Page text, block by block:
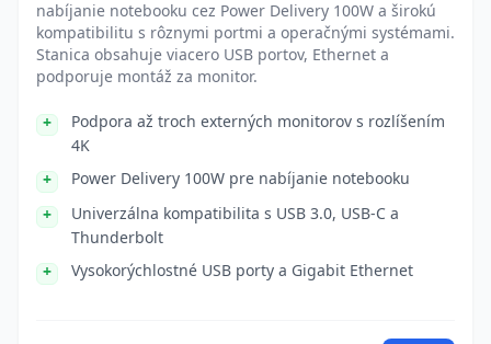
nabíjanie notebooku cez Power Delivery 100W a širokú
kompatibilitu s rôznymi portmi a operačnými systémami.
Stanica obsahuje viacero USB portov, Ethernet a
podporuje montáž za monitor.
Podpora až troch externých monitorov s rozlíšením
4K
Power Delivery 100W pre nabíjanie notebooku
Univerzálna kompatibilita s USB 3.0, USB-C a
Thunderbolt
Vysokorýchlostné USB porty a Gigabit Ethernet